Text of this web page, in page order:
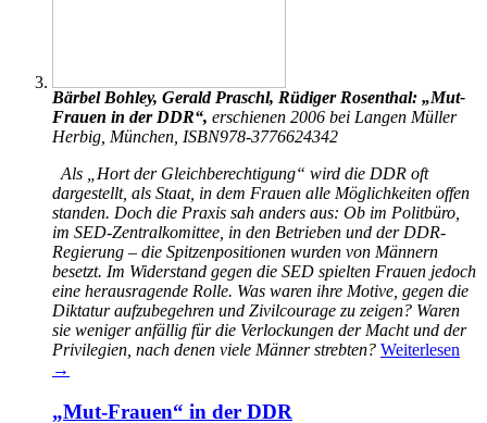
Bärbel Bohley, Gerald Praschl, Rüdiger Rosenthal: „Mut-
Frauen in der DDR“, erschienen 2006 bei Langen Müller
Herbig, München, ISBN978-3776624342
Als „Hort der Gleichberechtigung“ wird die DDR oft
dargestellt, als Staat, in dem Frauen alle Möglichkeiten offen
standen. Doch die Praxis sah anders aus: Ob im Politbüro,
im SED-Zentralkomittee, in den Betrieben und der DDR-
Regierung – die Spitzenpositionen wurden von Männern
besetzt. Im Widerstand gegen die SED spielten Frauen jedoch
eine herausragende Rolle. Was waren ihre Motive, gegen die
Diktatur aufzubegehren und Zivilcourage zu zeigen? Waren
sie weniger anfällig für die Verlockungen der Macht und der
Privilegien, nach denen viele Männer strebten? Weiterlesen
→
„Mut-Frauen“ in der DDR